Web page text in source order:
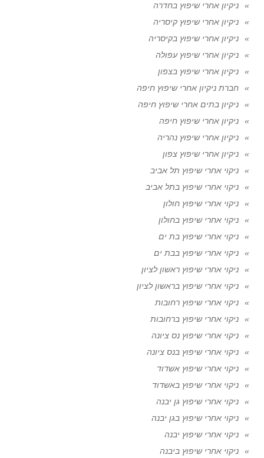
ניקיון אחרי שיפוץ בחדרה
ניקיון אחרי שיפוץ קיסריה
ניקיון אחרי שיפוץ בקיסריה
ניקיון אחרי שיפוץ עפולה
ניקיון אחרי שיפוץ בצפון
חברת ניקיון אחרי שיפוץ חיפה
ניקיון בתים אחרי שיפוץ חיפה
ניקיון אחרי שיפוץ חיפה
ניקיון אחרי שיפוץ נהריה
ניקיון אחרי שיפוץ צפון
ניקוי אחרי שיפוץ תל אביב
ניקוי אחרי שיפוץ בתל אביב
ניקוי אחרי שיפוץ חולון
ניקוי אחרי שיפוץ בחולון
ניקוי אחרי שיפוץ בת ים
ניקוי אחרי שיפוץ בבת ים
ניקוי אחרי שיפוץ ראשון לציון
ניקוי אחרי שיפוץ בראשון לציון
ניקוי אחרי שיפוץ רחובות
ניקוי אחרי שיפוץ ברחובות
ניקוי אחרי שיפוץ נס ציונה
ניקוי אחרי שיפוץ בנס ציונה
ניקוי אחרי שיפוץ אשדוד
ניקוי אחרי שיפוץ באשדוד
ניקוי אחרי שיפוץ גן יבנה
ניקוי אחרי שיפוץ בגן יבנה
ניקוי אחרי שיפוץ יבנה
ניקוי אחרי שיפוץ ביבנה